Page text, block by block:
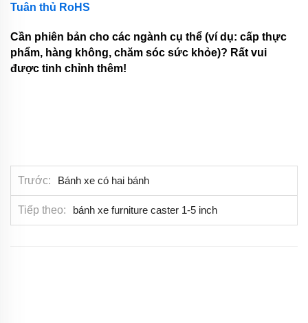
Tuân thủ RoHS
Cần phiên bản cho các ngành cụ thể (ví dụ: cấp thực
phẩm, hàng không, chăm sóc sức khỏe)? Rất vui
được tinh chỉnh thêm!
Trước Bánh xe có hai bánh
Tiếp theo bánh xe furniture caster 1-5 inch